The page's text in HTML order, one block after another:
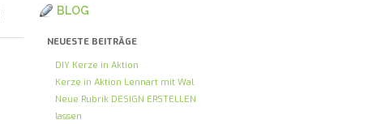
BLOG
NEUESTE BEITRÄGE
DIY Kerze in Aktion
Kerze in Aktion Lennart mit Wal
Neue Rubrik DESIGN ERSTELLEN
lassen